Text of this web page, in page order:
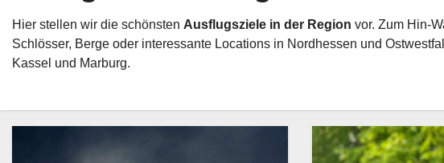
Hier stellen wir die schönsten Ausflugsziele in der Region vor. Zum Hin-
Schlösser, Berge oder interessante Locations in Nordhessen und
Kassel und Marburg.